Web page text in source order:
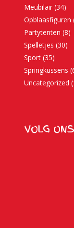
Meubilair (34)
Opblaasfiguren
Partytenten (8)
Spelletjes (30)
Sport (35)
Springkussens
Uncategorized
VOLG